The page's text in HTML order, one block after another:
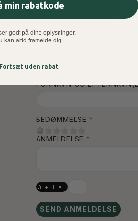
LÆG I KURV
DU
TILFØJ
FORNAVN OG
BEDØMMELSE
ANMELDELSE
SEND ANMELDELSE
min rabatkode
godt på dine oplysninger.
kan altid framelde dig.
Fortsæt uden rabat